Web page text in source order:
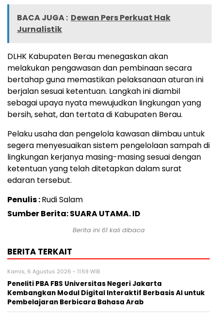
BACA JUGA : Dewan Pers Perkuat Hak
Jurnalistik
DLHK Kabupaten Berau menegaskan akan
melakukan pengawasan dan pembinaan secara
bertahap guna memastikan pelaksanaan aturan ini
berjalan sesuai ketentuan. Langkah ini diambil
sebagai upaya nyata mewujudkan lingkungan yang
bersih, sehat, dan tertata di Kabupaten Berau.
Pelaku usaha dan pengelola kawasan diimbau untuk
segera menyesuaikan sistem pengelolaan sampah di
lingkungan kerjanya masing-masing sesuai dengan
ketentuan yang telah ditetapkan dalam surat
edaran tersebut.
Penulis :Rudi Salam
Sumber Berita: SUARA UTAMA. ID
Berita ini 61kali dibaca
BERITA TERKAIT
Kamis, 6 Agustus 2026 - 11:59 WIB
Peneliti PBA FBS Universitas Negeri Jakarta
Kembangkan Modul Digital Interaktif Berbasis AI untuk
Pembelajaran Berbicara Bahasa Arab